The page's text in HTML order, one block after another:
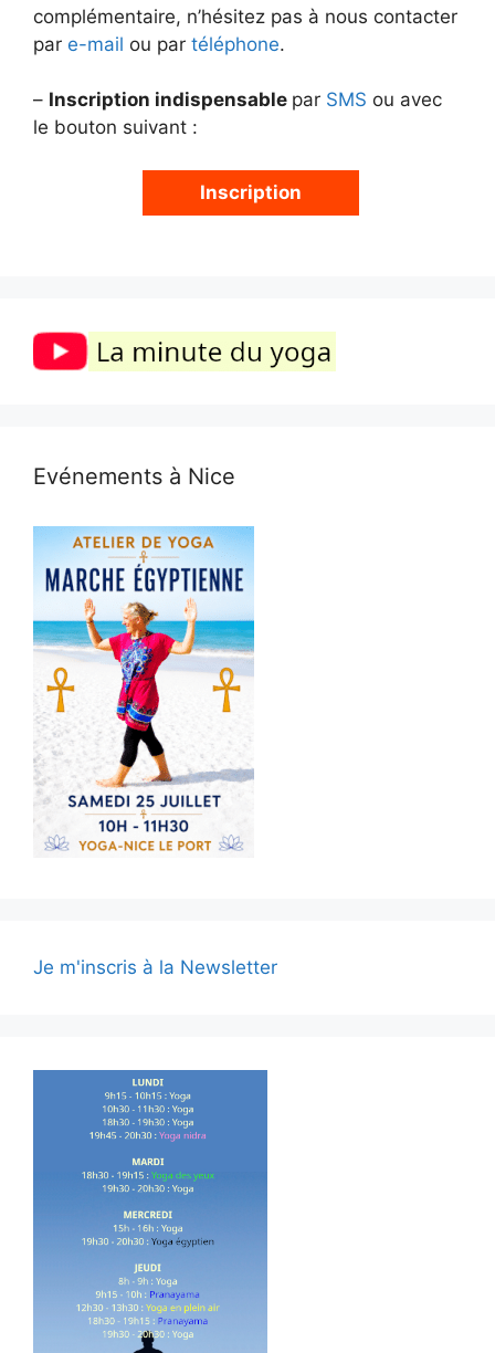
complémentaire, n’hésitez pas à nous contacter
par e-mail ou par téléphone.
– Inscription indispensable par SMS ou avec
le bouton suivant :
Inscription
Evénements à Nice
Je m'inscris à la Newsletter